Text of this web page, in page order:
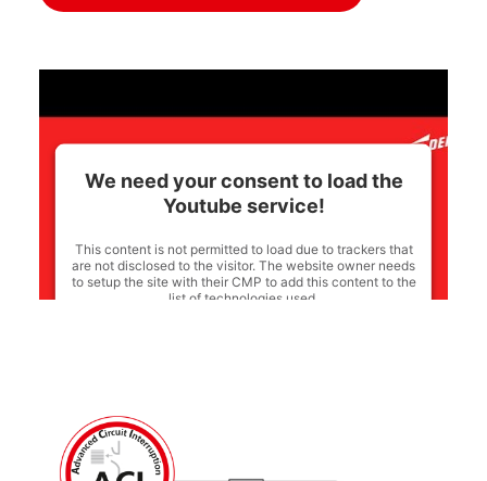
We need your consent to load the
Youtube service!
This content is not permitted to load due to trackers that
are not disclosed to the visitor. The website owner needs
to setup the site with their CMP to add this content to the
list of technologies used.